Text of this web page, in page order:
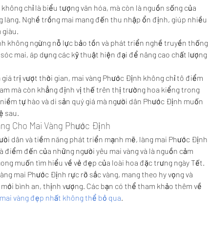
chỉ là biểu tượng văn hóa, mà còn là nguồn sống của
làng. Nghề trồng mai mang đến thu nhập ổn định, giúp nhiều
giàu.
không ngừng nỗ lực bảo tồn và phát triển nghề truyền thống
mai, áp dụng các kỹ thuật hiện đại để nâng cao chất lượng
giá trị vượt thời gian, mai vàng Phước Định không chỉ tô điểm
mà còn khẳng định vị thế trên thị trường hoa kiểng trong
tự hào và di sản quý giá mà người dân Phước Định muốn
sau.
Cho Mai Vàng Phước Định
dân và tiềm năng phát triển mạnh mẽ, làng mai Phước Định
điểm đến của những người yêu mai vàng và là nguồn cảm
muốn tìm hiểu về vẻ đẹp của loài hoa đặc trưng ngày Tết.
mai Phước Định rực rỡ sắc vàng, mang theo hy vọng và
vàng đẹp nhất không thể bỏ qua.